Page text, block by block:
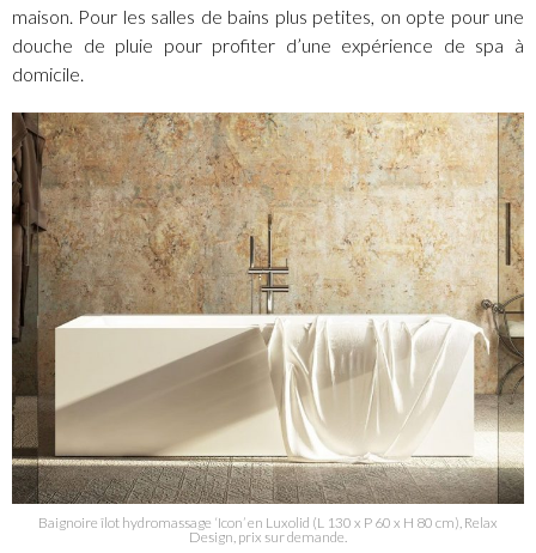
maison. Pour les salles de bains plus petites, on opte pour une
douche de pluie pour profiter d’une expérience de spa à
domicile.
Baignoire îlot hydromassage ‘Icon’ en Luxolid (L 130 x P 60 x H 80 cm), Relax
Design, prix sur demande.